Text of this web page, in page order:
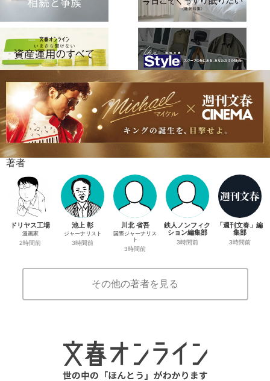
著者
ドリヤス工場
漫画家
2時間前
池上 彰
ジャーナリスト
3時間前
川北 省吾
国際ジャーナリス
ト
3時間前
鉄人ノンフィク
ション編集部
3時間前
「週刊文春」編
集部
3時間前
その他の著者を見る